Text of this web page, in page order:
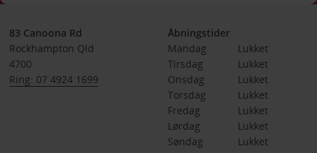
83 Canoona Rd
Rockhampton Qld
4700
Ring: 07 4924 1699
Åbningstider
Mandag
Lukket
Tirsdag
Lukket
Onsdag
Lukket
Torsdag
Lukket
Fredag
Lukket
Lørdag
Lukket
Søndag
Lukket